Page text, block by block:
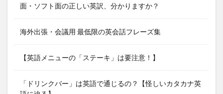
面・ソフト面の正しい英訳、分かりますか？
海外出張・会議用 最低限の英会話フレーズ集
【英語メニューの「ステーキ」は要注意！】
「ドリンクバー」は英語で通じるの？【怪しいカタカナ英